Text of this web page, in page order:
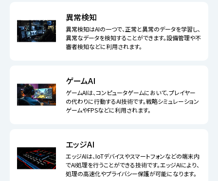
異常検知
異常検知はAIの一つで、正常と異常のデータを学習し、
異常なデータを検知することができます。設備管理や不
審者検知などに利用されます。
ゲームAI
ゲームAIは、コンピュータゲームにおいて、プレイヤー
の代わりに行動するAI技術です。戦略シミュレーション
ゲームやFPSなどに利用されます。
エッジAI
エッジAIは、IoTデバイスやスマートフォンなどの端末内
でAI処理を行うことができる技術です。エッジAIにより、
処理の高速化やプライバシー保護が可能になります。